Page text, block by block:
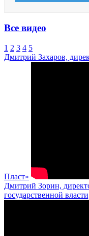
Все видео
1 2 3 4 5
Дмитрий Захаров,
Пласт»
Дмитрий Зорин,
государственной